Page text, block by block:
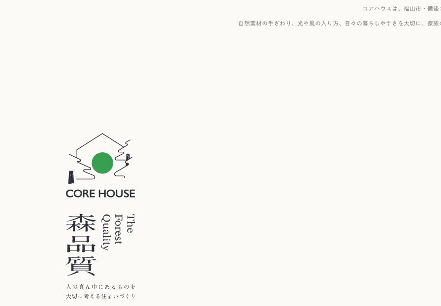
コアハウスは、福山市・備
自然素材の手ざわり、光や風の入り方、日々の暮らしやすさを大切に、家